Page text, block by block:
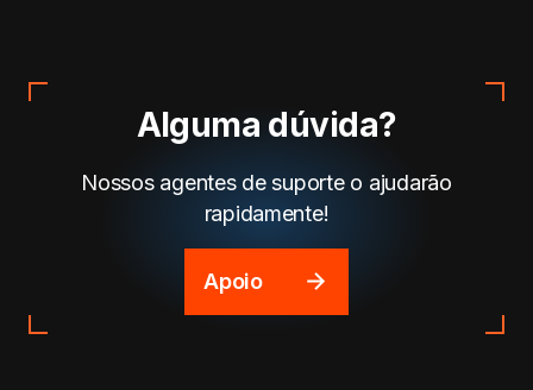
Alguma dúvida?
Nossos agentes de suporte o ajudarão
rapidamente!
Apoio